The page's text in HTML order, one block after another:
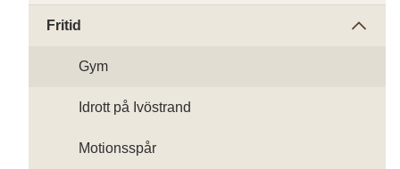
Fritid
Gym
Idrott på Ivöstrand
Motionsspår